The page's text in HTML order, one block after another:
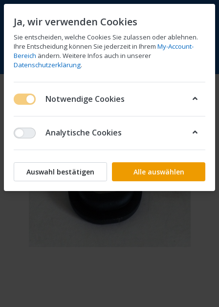
Menü Anmelden Vergleichen Wunschliste
Ja, wir verwenden Cookies
Sie entscheiden, welche Cookies Sie zulassen oder ablehnen.
Ihre Entscheidung können Sie jederzeit in Ihrem My-Account-
Bereich ändern. Weitere Infos auch in unserer
Datenschutzerklärung.
Notwendige Cookies
Analytische Cookies
Auswahl bestätigen Alle auswählen